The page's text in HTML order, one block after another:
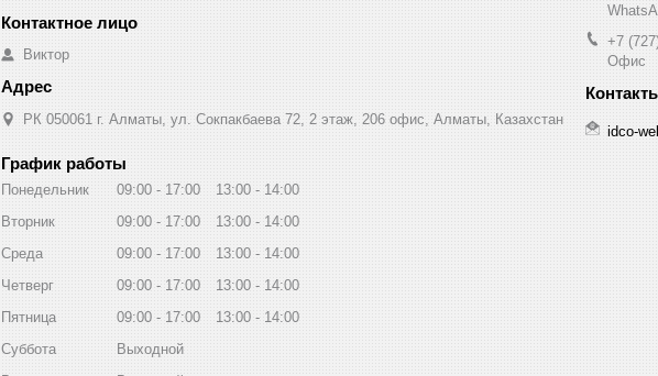
Виктор
РК 050061 г. Алматы, ул. Сокпакбаева 72, 2 этаж, 206 офис, Алматы, Казахстан
+7
Офис
idco-
График работы
Понедельник 09:00 17:00 13:00
14:00
Вторник
09:00 17:00 13:00
14:00
Среда
09:00 17:00 13:00
14:00
Четверг
09:00 17:00 13:00
14:00
Пятница
09:00 17:00 13:00
14:00
Суббота
Выходной